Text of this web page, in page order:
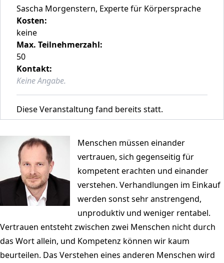
Sascha Morgenstern, Experte für Körpersprache
Kosten:
keine
Max. Teilnehmerzahl:
50
Kontakt:
Keine Angabe.
Diese Veranstaltung fand bereits statt.
Menschen müssen einander
vertrauen, sich gegenseitig für
kompetent erachten und einander
verstehen. Verhandlungen im Einkauf
werden sonst sehr anstrengend,
unproduktiv und weniger rentabel.
Vertrauen entsteht zwischen zwei Menschen nicht durch
das Wort allein, und Kompetenz können wir kaum
beurteilen. Das Verstehen eines anderen Menschen wird